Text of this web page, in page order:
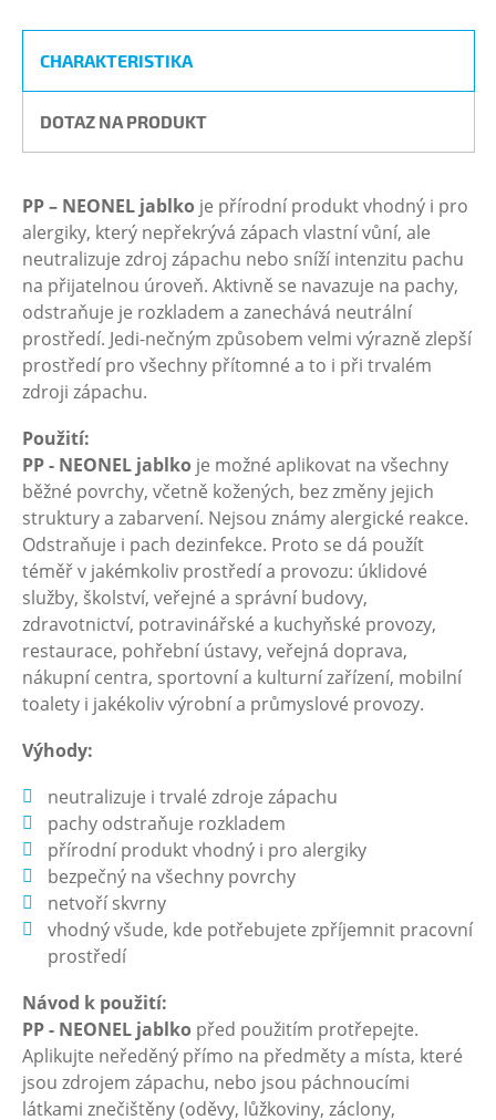
CHARAKTERISTIKA
DOTAZ NA PRODUKT
PP – NEONEL jablko je přírodní produkt vhodný i pro
alergiky, který nepřekrývá zápach vlastní vůní, ale
neutralizuje zdroj zápachu nebo sníží intenzitu pachu
na přijatelnou úroveň. Aktivně se navazuje na pachy,
odstraňuje je rozkladem a zanechává neutrální
prostředí. Jedi-nečným způsobem velmi výrazně zlepší
prostředí pro všechny přítomné a to i při trvalém
zdroji zápachu.
Použití:
PP - NEONEL jablko je možné aplikovat na všechny
běžné povrchy, včetně kožených, bez změny jejich
struktury a zabarvení. Nejsou známy alergické reakce.
Odstraňuje i pach dezinfekce. Proto se dá použít
téměř v jakémkoliv prostředí a provozu: úklidové
služby, školství, veřejné a správní budovy,
zdravotnictví, potravinářské a kuchyňské provozy,
restaurace, pohřební ústavy, veřejná doprava,
nákupní centra, sportovní a kulturní zařízení, mobilní
toalety i jakékoliv výrobní a průmyslové provozy.
Výhody:
neutralizuje i trvalé zdroje zápachu
pachy odstraňuje rozkladem
přírodní produkt vhodný i pro alergiky
bezpečný na všechny povrchy
netvoří skvrny
vhodný všude, kde potřebujete zpříjemnit pracovní
prostředí
Návod k použití:
PP - NEONEL jablko před použitím protřepejte.
Aplikujte neředěný přímo na předměty a místa, které
jsou zdrojem zápachu, nebo jsou páchnoucími
látkami znečištěny (oděvy, lůžkoviny, záclony,